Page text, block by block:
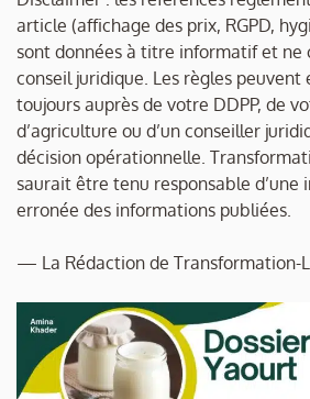
article (affichage des prix, RGPD,
sont données à titre informatif et ne
conseil juridique. Les règles peuvent
toujours auprès de votre DDPP, de
d’agriculture ou d’un conseiller
décision opérationnelle.
saurait être tenu responsable
erronée des informations publiées.
— La Rédaction de Transformation-